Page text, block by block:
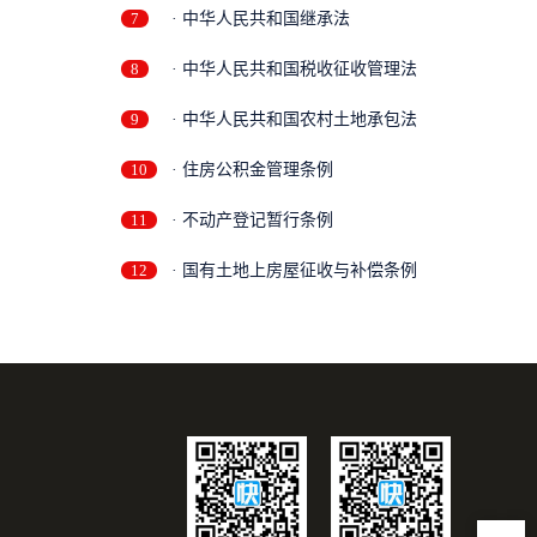
7 · 中华人民共和国继承法
8 · 中华人民共和国税收征收管理法
9 · 中华人民共和国农村土地承包法
10 · 住房公积金管理条例
11 · 不动产登记暂行条例
12 · 国有土地上房屋征收与补偿条例